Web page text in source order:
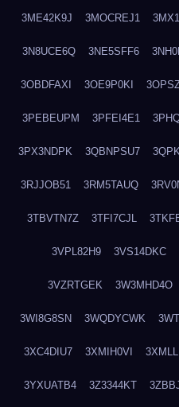
3ME42K9J 3MOCREJ1
3N8UCE6Q 3NE5SFF6
3OBDFAXI 3OE9P0KI
3PEBEUPM 3PFEI4E1
3PX3NDPK 3QBNPSU7
3RJJOB51 3RM5TAUQ
3TBVTN7Z 3TFI7CJL
3VPL82H9 3VS14DKC
3VZRTGEK 3W3MHD4O
3WI8G8SN 3WQDYCWK
3XC4DIU7 3XMIH0VI
3YXUATB4 3Z3344KT